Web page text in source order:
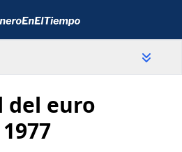
del euro